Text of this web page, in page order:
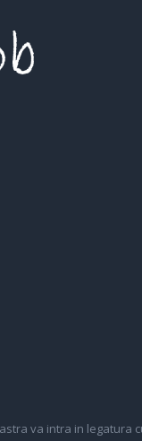
va intra in legatura